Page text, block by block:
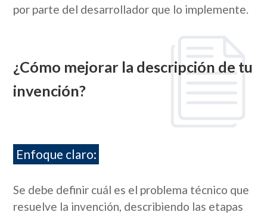
por parte del desarrollador que lo implemente.
¿Cómo mejorar la descripción de tu
invención?
Enfoque claro:
Se debe definir cuál es el problema técnico que
resuelve la invención, describiendo las etapas